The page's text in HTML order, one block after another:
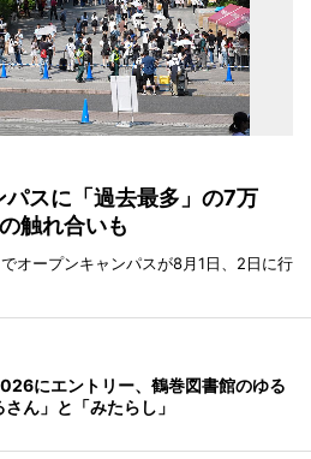
スに「過去最多」の7万
触れ合いも
オープンキャンパスが8月1日、2日に行
にエントリー、鶴巻図書館のゆる
ん」と「みたらし」